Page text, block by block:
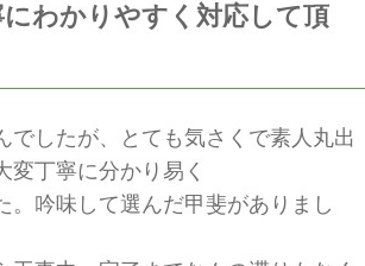
わかりやすく対応して頂
でしたが、とても気さくで素人丸出
変丁寧に分かり易く
。吟味して選んだ甲斐がありまし